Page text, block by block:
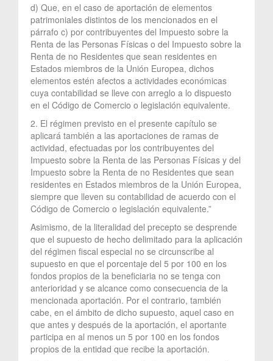
d) Que, en el caso de aportación de elementos
patrimoniales distintos de los mencionados en el
párrafo c) por contribuyentes del Impuesto sobre la
Renta de las Personas Físicas o del Impuesto sobre la
Renta de no Residentes que sean residentes en
Estados miembros de la Unión Europea, dichos
elementos estén afectos a actividades económicas
cuya contabilidad se lleve con arreglo a lo dispuesto
en el Código de Comercio o legislación equivalente.
2. El régimen previsto en el presente capítulo se
aplicará también a las aportaciones de ramas de
actividad, efectuadas por los contribuyentes del
Impuesto sobre la Renta de las Personas Físicas y del
Impuesto sobre la Renta de no Residentes que sean
residentes en Estados miembros de la Unión Europea,
siempre que lleven su contabilidad de acuerdo con el
Código de Comercio o legislación equivalente.”
Asimismo, de la literalidad del precepto se desprende
que el supuesto de hecho delimitado para la aplicación
del régimen fiscal especial no se circunscribe al
supuesto en que el porcentaje del 5 por 100 en los
fondos propios de la beneficiaria no se tenga con
anterioridad y se alcance como consecuencia de la
mencionada aportación. Por el contrario, también
cabe, en el ámbito de dicho supuesto, aquel caso en
que antes y después de la aportación, el aportante
participa en al menos un 5 por 100 en los fondos
propios de la entidad que recibe la aportación.